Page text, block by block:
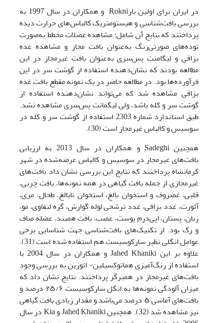
در ایران برای اولین بارRokni و همکاران در سال 1997 به
بررسی بافت‌شناسی و هیستومتریک کالباس‌های حرارت دیده
پرداختند که نتایج آن شامل: مشاهده‌ عضلات مخطط به‌صورت
توده‌های صورتی‌رنگ به‌عنوان بافت مجاز و مشاهده‌ غده
بزاقی و لیگامنت پس‌سری به‌عنوان بافت غیرمجاز در این
مطالعه بودند که نشان‌دهنده‌ استفاده از گوشت سر در این
فرآورده‌ها بود. در مطالعه حاضر در یک نمونه مقطع بافت غده
بزاقی مشاهده شد که می‌تواند نشان‌دهنده‌ استفاده از
گوشت سر و کله باشد، ولی لیگمانت پس‌سری مشاهده نشد.
طبق استاندارد شماره 2303 استفاده از گوشت سر و کله در
سوسیس و کالباس غیرمجاز است (30).
همچنین Sadeghi و همکاران در سال 2013 به ارزیابی
بافت‌های غیرمجاز در سوسیس و کالباس عرضه‌شده در شهر
کرمانشاه پرداختند که نتایج این بررسی نشان داد بافت‌های
غیرمجازی از جمله بافت گیاهی در همه نمونه‌ها، بافت چربی،
قلبی، غضروف و استخوان بالغ، استخوان نابالغ، طحال، مری،
آئورت، غدد بزاقی، غدد ترشحی لوله گوارش، گره لنفاوی، مو،
زبان، پستان، اپی‌درم پوست، عصب، بافت همبند، عضله صاف
و رگ بود. از تکنیک‌های بافت‌شناسی جهت شناسایی برخی
عوامل انگلی نظیر سارکوسیست هم استفاده شده است (31).
علاوه ‌بر ‌این Jahed Khaniki و همکاران در سال 2004 با
استفاده از رنگ‌آمیزی هماتوکسیلین- ائوزین به بررسی وجود
بافت‌های غیر‌مجاز در همبرگر پرداختند. نتایج نشان داد که
میزان آلودگی نمونه‌ها به انگل سارکوسیست ۲۵/۶ درصد و
بافت‌های آماسی ۵ درصد می‌باشد و مقدار زیادی بافت گیاهی
نیز مشاهده شد (32). همچنین Jahed Khaniki و Kia در سال